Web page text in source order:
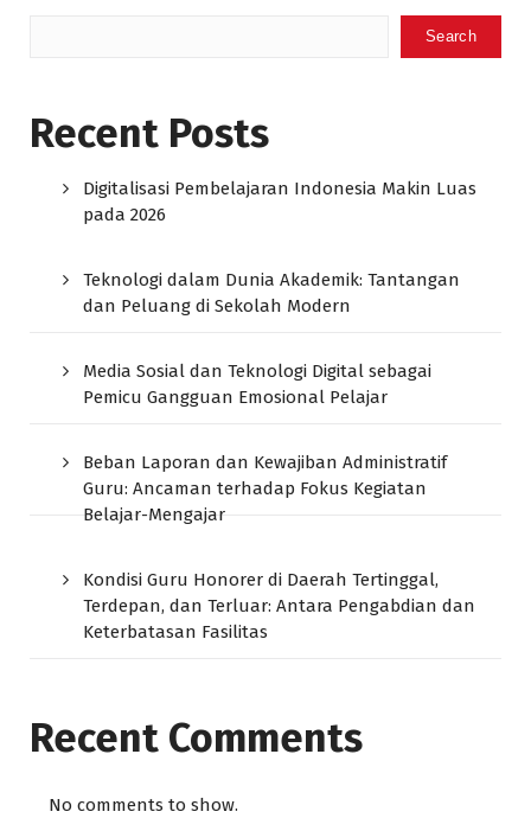
Search
Recent Posts
Digitalisasi Pembelajaran Indonesia Makin Luas
pada 2026
Teknologi dalam Dunia Akademik: Tantangan
dan Peluang di Sekolah Modern
Media Sosial dan Teknologi Digital sebagai
Pemicu Gangguan Emosional Pelajar
Beban Laporan dan Kewajiban Administratif
Guru: Ancaman terhadap Fokus Kegiatan
Belajar-Mengajar
Kondisi Guru Honorer di Daerah Tertinggal,
Terdepan, dan Terluar: Antara Pengabdian dan
Keterbatasan Fasilitas
Recent Comments
No comments to show.